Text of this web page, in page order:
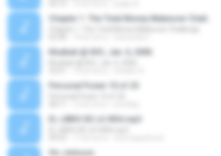
Khutbah @ IIOC, Jan. 6, 2006
Personal Power 10 of 25
EL LIBRO DE LA VIDA.mp3
Vic Johnson